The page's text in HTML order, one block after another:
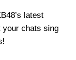
latest
your chats sing